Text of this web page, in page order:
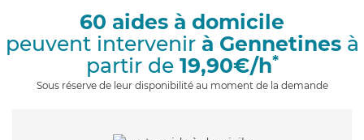
i
60 aides à domicile
peuvent intervenir à Gennetinesà
partir de 19,90€/h*
Sous réserve de leur disponibilité au moment de la demande